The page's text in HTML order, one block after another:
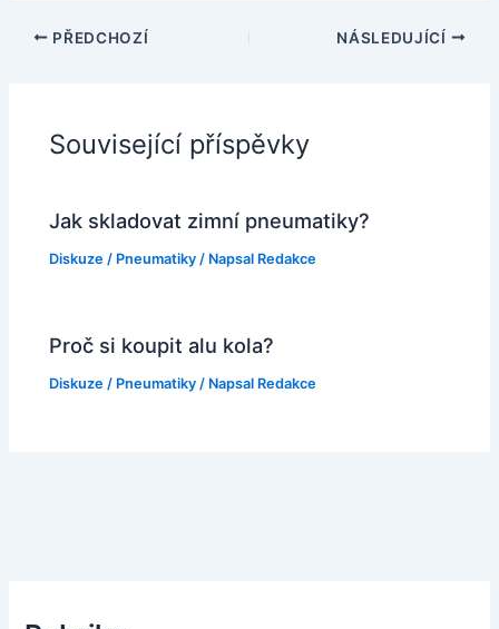
PŘEDCHOZÍ NÁSLEDUJÍCÍ
Související příspěvky
Jak skladovat zimní pneumatiky?
Diskuze / Pneumatiky / Napsal Redakce
Proč si koupit alu kola?
Diskuze / Pneumatiky / Napsal Redakce